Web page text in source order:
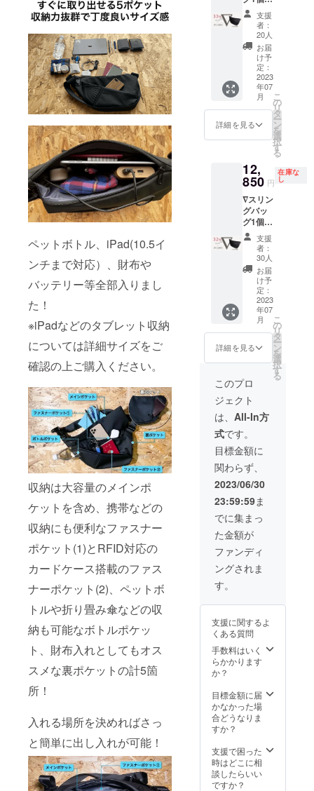
ペットボトル、iPad(10.5イ
ンチまで対応）、財布や
バッテリー等全部入りまし
た！
※iPadなどのタブレット収納
については詳細サイズをご
確認の上ご購入ください。
収納は大容量のメインポ
ケットを含め、携帯などの
収納にも便利なファスナー
ポケット(1)とRFID対応の
カードケース搭載のファス
ナーポケット(2)、ペットボ
トルや折り畳み傘などの収
納も可能なボトルポケッ
ト、財布入れとしてもオス
スメな裏ポケットの計5箇
所！
入れる場所を決めればさっ
と簡単に出し入れが可能！
造工程
上の都
合等に
より出
荷時期
が遅れ
る場合
があり
ます。
がござ
いま
す。 デ
ザイ
ン・仕
様は変
更にな
る可能
性もご
ざいま
す。ご
注文状
況、使
用する
部材の
供給状
況、製
造工程
上の都
合等に
より出
荷時期
が遅れ
る場合
があり
ます。
一般販
売予定
価格
￥18,90
0の33%
OFF→
￥12,66
0（税
込・送
料無
料） ご
支援が
予想よ
えた場
合など
市販価
格が変
更とな
る場合
がござ
いま
す。 デ
ザイ
ン・仕
様は変
更にな
る可能
性もご
ざいま
す。ご
い。 ご
注文状
況、使
用する
部材の
供給状
況、製
造工程
上の都
合等に
より出
荷時期
が遅れ
る場合
があり
ます。
支援
者：
20人
お届
け予
定：
2023
年07
月
詳細を見る
こ
の
リ
タ
ー
ン
を
選
択
す
る
12,
850 円
在庫な
し
∇スリン
グバッ
グ1個
一般販
売予定
価格
￥18,90
0の32%
OFF→
￥12,85
0（税
込・送
料無
料） ご
支援が
予想よ
りも超
えた場
合など
市販価
格が変
更とな
る場合
がござ
いま
す。 デ
ザイ
ン・仕
様は変
更にな
る可能
性もご
ざいま
す。ご
い。 ご
況、使
用する
部材の
供給状
況、製
上の都
合等に
より出
荷時期
る場合
があり
ます。
支援
者：
30人
お届
け予
定：
2023
年07
月
詳細を見る
こ
の
リ
タ
ー
ン
を
選
択
す
る
このプロ
ジェクト
は、 All-In方
式です。
目標金額に
関わらず、
2023/06/30
23:59:59ま
でに集まっ
た金額が
ファンディ
ングされま
す。
支援に関するよ
くある質問
手数料はいく
らかかります
か？
目標金額に届
かなかった場
合どうなりま
すか？
支援で困った
時はどこに相
談したらいい
ですか？